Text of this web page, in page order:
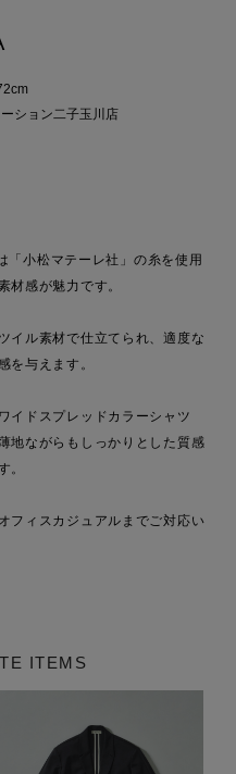
ション二子玉川店
小松マテーレ社」の糸を使用
材感が魅力です。
イル素材で仕立てられ、適度な
を与えます。
イドスプレッドカラーシャツ
地ながらもしっかりとした質感
。
フィスカジュアルまでご対応い
ITEMS